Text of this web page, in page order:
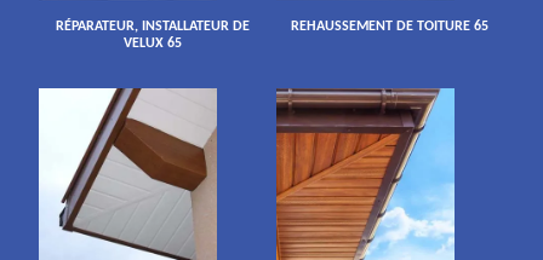
RÉPARATEUR, INSTALLATEUR DE
VELUX 65
REHAUSSEMENT DE TOITURE 65